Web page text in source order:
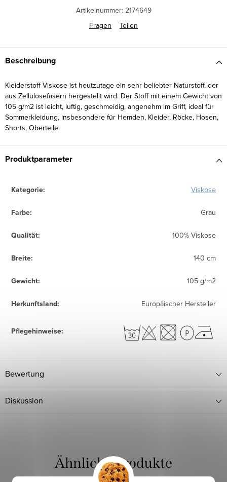
Artikelnummer: 2174649
Fragen
Teilen
Beschreibung
Kleiderstoff Viskose ist heutzutage ein sehr beliebter Naturstoff, der
aus Zellulosefasern hergestellt wird. Der Stoff mit einem Gewicht von
105 g/m2 ist leicht, luftig, geschmeidig, angenehm im Griff, ideal für
Sommerkleidung, insbesondere für Hemden, Kleider, Röcke, Hosen,
Shorts, Oberteile.
Produktparameter
Kategorie: Viskose
Farbe: Grau
Qualität: 100% Viskose
Breite: 140 cm
Gewicht: 105 g/m2
Herkunftsland: Europäischer Hersteller
Pflegehinweise:
Bewertung
Diskussion